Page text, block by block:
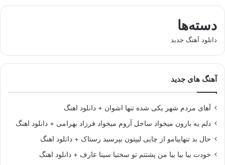
دسته‌ها
دانلود آهنگ جدید
آهنگ های جدید
آهای مردم شهر یکی شده تنها اشوان + دانلود اهنگ
دلم یه بارون میخواد ساحل آروم میخواد فرزاد بهرامی + دانلود اهنگ
حال بد تنهاییامو از چایی لیپتون بپرسید رستاک + دانلود اهنگ
خودت بیا بیا بیا من پشتتم تو سختیا سینا عارف + دانلود اهنگ